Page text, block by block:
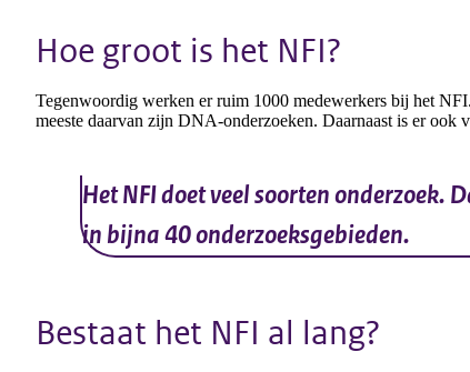
Hoe groot is het NFI?
Tegenwoordig werken er ruim 1000 medewerkers bij het
meeste daarvan zijn DNA-onderzoeken. Daarnaast is er ook
Het NFI doet veel soorten onderzoek.
in bijna 40 onderzoeksgebieden.
Bestaat het NFI al lang?